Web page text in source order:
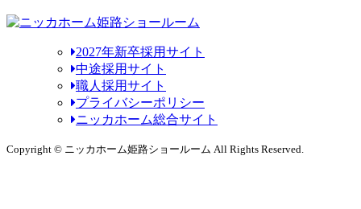
2027年新卒採用サイト
中途採用サイト
職人採用サイト
プライバシーポリシー
ニッカホーム総合サイト
Copyright © ニッカホーム姫路ショールーム All Rights Reserved.